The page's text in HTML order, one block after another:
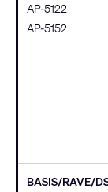
AP-5122
AP-5152
BASIS/RAVE/